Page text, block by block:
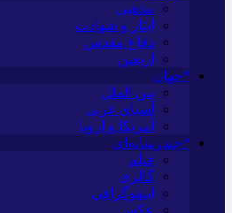
مذهبی
ایثار و شهادت
دفاع مقدس
اربعین
*جهان
بین الملل
آسیای غربی
آمریکا و اروپا
*چندرسانه‌ای
فیلم
گالری
اینفوگرافی
عکس